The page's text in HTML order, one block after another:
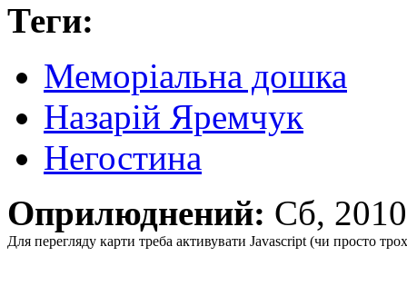
Теги:
Меморіальна дошка
Назарій Яремчук
Негостина
Оприлюднений: Сб,
Для перегляду карти треба активувати Javascript (чи просто